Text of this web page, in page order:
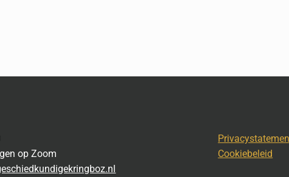
op Zoom
Cookiebeleid